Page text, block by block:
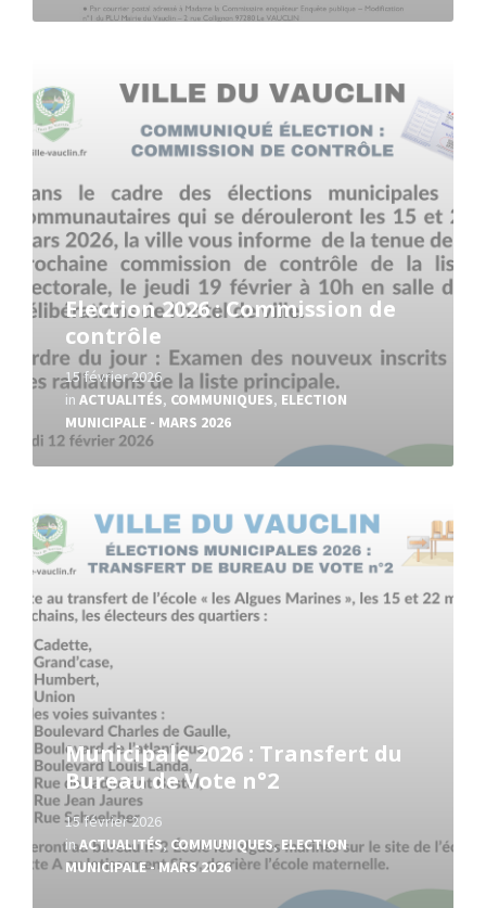
Election 2026 : Commission de
contrôle
15 février 2026
in ACTUALITÉS, COMMUNIQUES, ELECTION
MUNICIPALE - MARS 2026
More
Municipale 2026 : Transfert du
Bureau de Vote n°2
15 février 2026
inACTUALITÉS,COMMUNIQUES,ELECTION
MUNICIPALE - MARS 2026
More